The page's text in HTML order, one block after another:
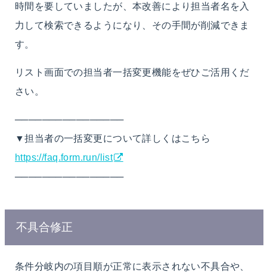
時間を要していましたが、本改善により担当者名を入
力して検索できるようになり、その手間が削減できま
す。
リスト画面での担当者一括変更機能をぜひご活用くだ
さい。
────────────────
▼担当者の一括変更について詳しくはこちら
https://faq.form.run/list
────────────────
不具合修正
条件分岐内の項目順が正常に表示されない不具合や、